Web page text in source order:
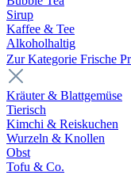
Sirup
Kaffee & Tee
Alkoholhaltig
Zur Kategorie Frische
Kräuter & Blattgemüse
Tierisch
Kimchi & Reiskuchen
Wurzeln & Knollen
Obst
Tofu & Co.